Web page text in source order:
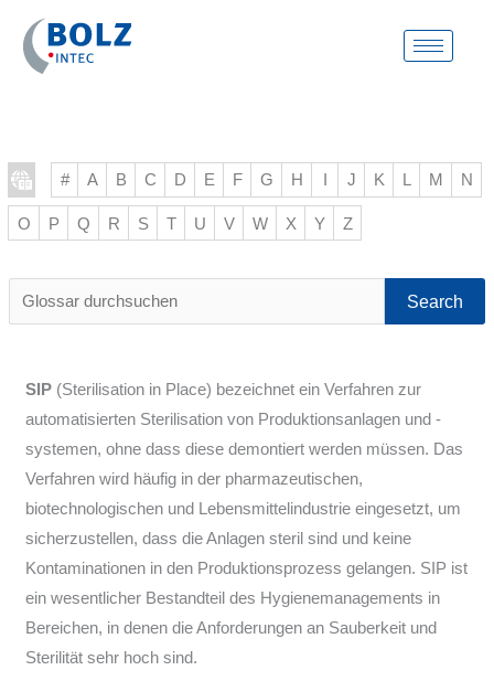
content
# A B C D E F G H I J K L M N
O P Q R S T U V W X Y Z
Glossar
durchsuchen
SIP (Sterilisation in Place) bezeichnet ein Verfahren zur
automatisierten Sterilisation von Produktionsanlagen und -
systemen, ohne dass diese demontiert werden müssen. Das
Verfahren wird häufig in der pharmazeutischen,
biotechnologischen und Lebensmittelindustrie eingesetzt, um
sicherzustellen, dass die Anlagen steril sind und keine
Kontaminationen in den Produktionsprozess gelangen. SIP ist
ein wesentlicher Bestandteil des Hygienemanagements in
Bereichen, in denen die Anforderungen an Sauberkeit und
Sterilität sehr hoch sind.